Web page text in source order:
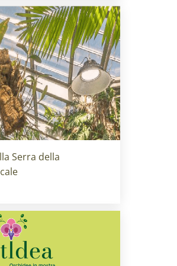
Serra della